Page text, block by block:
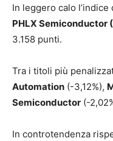
In leggero calo
PHLX Semiconductor
3.158 punti.
Tra i titoli più
Automation (-3,12%),
Semiconductor (-
In controtendenza